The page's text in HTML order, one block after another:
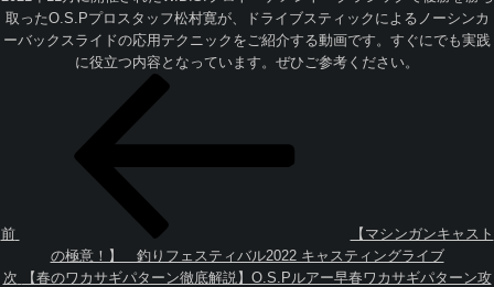
取ったO.S.Pプロスタッフ松村寛が、ドライブスティックによるノーシンカ
ーバックスライドの応用テクニックをご紹介する動画です。すぐにでも実践
に役立つ内容となっています。ぜひご参考ください。
ョ
前
【マシンガンキャスト
の極意！】 釣りフェスティバル2022 キャスティングライブ
次
次 【春のワカサギパターン徹底解説】O.S.Pルアー早春ワカサギパターン攻